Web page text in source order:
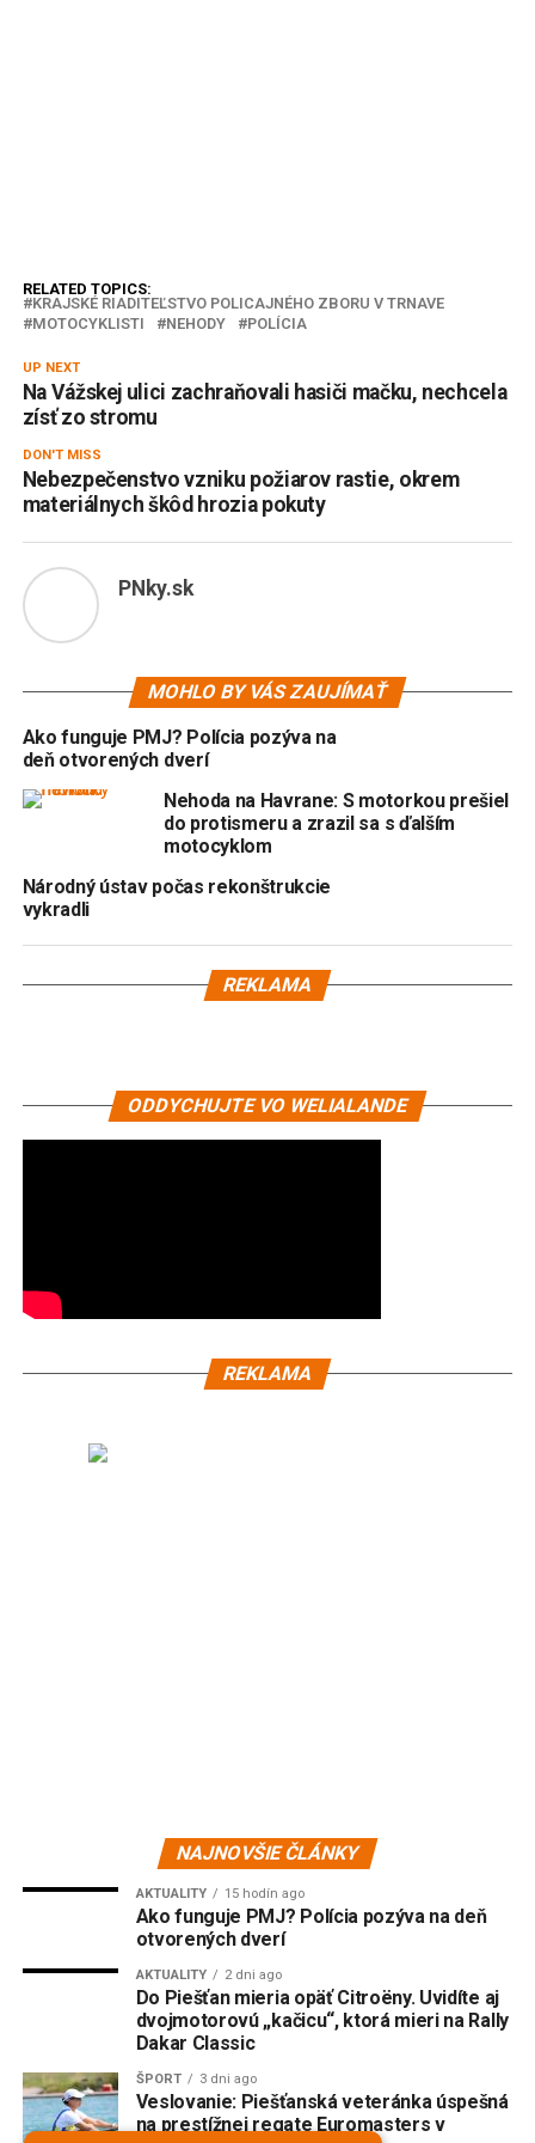
RELATED TOPICS:
KRAJSKÉ RIADITEĽSTVO POLICAJNÉHO ZBORU V TRNAVE
MOTOCYKLISTI
NEHODY POLÍCIA
UP NEXT
Na Vážskej ulici zachraňovali hasiči mačku, nechcela
zísť zo stromu
DON'T MISS
Nebezpečenstvo vzniku požiarov rastie, okrem
materiálnych škôd hrozia pokuty
PNky.sk
MOHLO BY VÁS ZAUJÍMAŤ
Ako funguje PMJ? Polícia pozýva na
deň otvorených dverí
Nehoda na Havrane: S motorkou prešiel
do protismeru a zrazil sa s ďalším
motocyklom
Národný ústav počas rekonštrukcie
vykradli
REKLAMA
ODDYCHUJTE VO WELIALANDE
REKLAMA
NAJNOVŠIE ČLÁNKY
AKTUALITY 15 hodín ago
Ako funguje PMJ? Polícia pozýva na deň
otvorených dverí
AKTUALITY 2 dni ago
Do Piešťan mieria opäť Citroëny. Uvidíte aj
dvojmotorovú „kačicu“, ktorá mieri na Rally
Dakar Classic
ŠPORT 3 dni ago
Veslovanie: Piešťanská veteránka úspešná
na prestížnej regate Euromasters v